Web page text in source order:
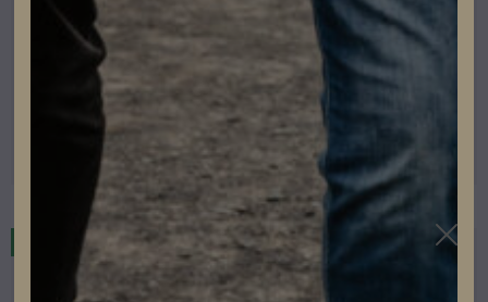
Fronius Strängväxelriktare
Fronius Verto 30.0 SPD 1+2
Lev. artikelnummer: 4,210,404
Artikelnummer: 203140
Läs mer